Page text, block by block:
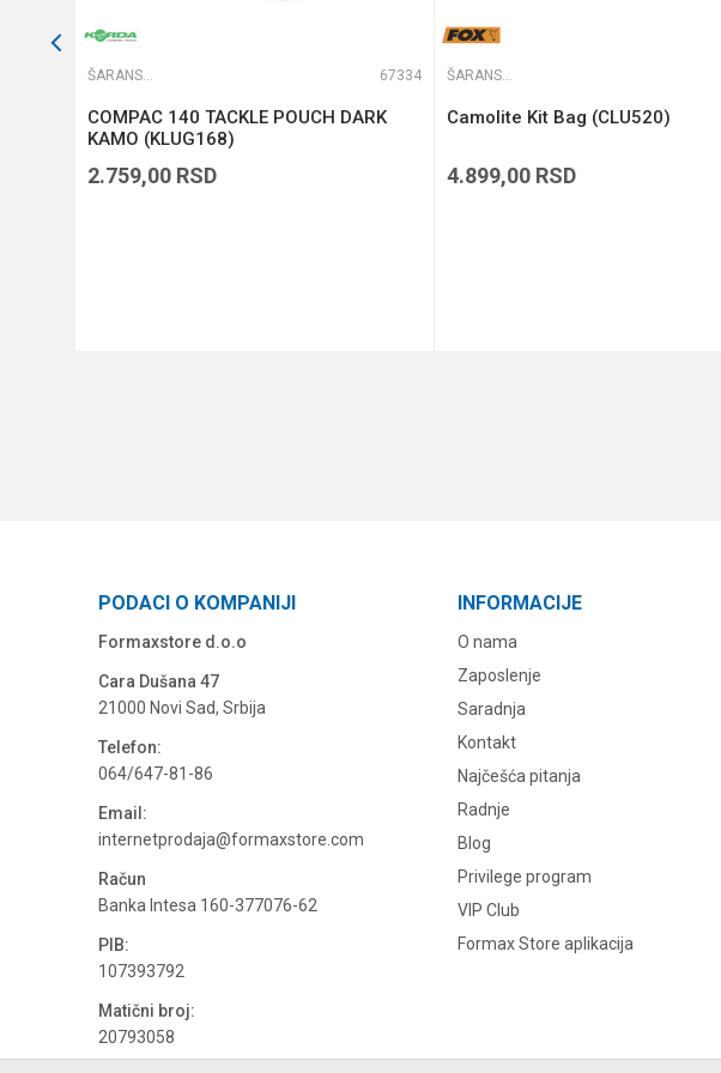
ŠARANSKE TORBE 67334
COMPAC 140 TACKLE POUCH DARK
KAMO (KLUG168)
2.759,00 RSD
ŠARANSKE TORBE
Camolite Kit Bag (CLU520)
4.899,00 RSD
PODACI O KOMPANIJI
Formaxstore d.o.o
Cara Dušana 47
21000 Novi Sad, Srbija
Telefon:
064/647-81-86
Email:
internetprodaja@formaxstore.com
Račun
Banka Intesa 160-377076-62
PIB:
107393792
Matični broj:
20793058
INFORMACIJE
O nama
Zaposlenje
Saradnja
Kontakt
Najčešća pitanja
Radnje
Blog
Privilege program
VIP Club
Formax Store aplikacija